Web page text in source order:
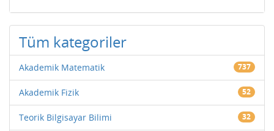
Tüm kategoriler
Akademik Matematik 737
Akademik Fizik 52
Teorik Bilgisayar Bilimi 32